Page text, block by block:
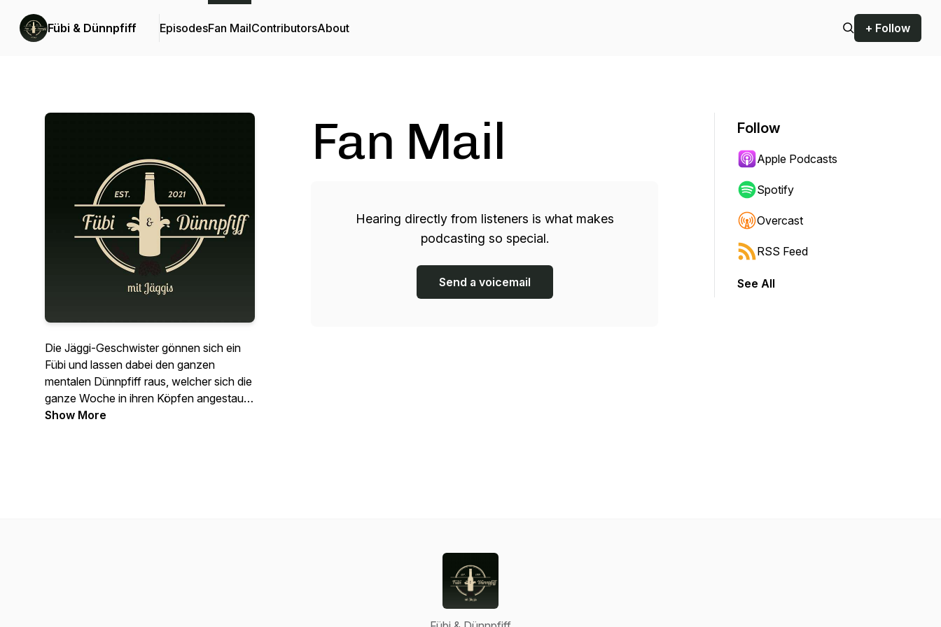
Fübi & Dünnpfiff EpisodesFan MailContributorsAbout + Follow
Die Jäggi-Geschwister gönnen sich ein
Fübi und lassen dabei den ganzen
mentalen Dünnpfiff raus, welcher sich die
ganze Woche in ihren Köpfen angestaut
hat. Mit nicht immer ganz so ernsten und
Show More
Fan Mail
Hearing directly from listeners is what makes
podcasting so special.
Send a voicemail
Follow
Apple Podcasts
Spotify
Overcast
RSS Feed
See All